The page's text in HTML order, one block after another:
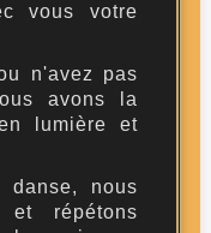
vous votre
n'avez pas
avons la
lumière et
danse, nous
et répétons